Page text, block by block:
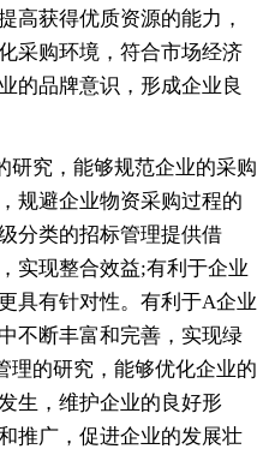
高获得优质资源的能力，
采购环境，符合市场经济
的品牌意识，形成企业良
研究，能够规范企业的采购
规避企业物资采购过程的
分类的招标管理提供借
实现整合效益;有利于企业
具有针对性。有利于A企业
不断丰富和完善，实现绿
理的研究，能够优化企业的
生，维护企业的良好形
推广，促进企业的发展壮